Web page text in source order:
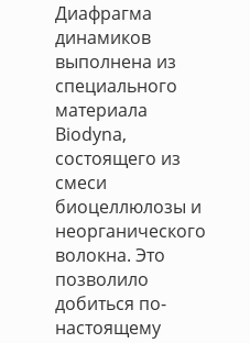
Диафрагма
динамиков
выполнена из
специального
материала
Biodyna,
состоящего из
смеси
биоцеллюлозы и
неорганического
волокна. Это
позволило
добиться по-
настоящему